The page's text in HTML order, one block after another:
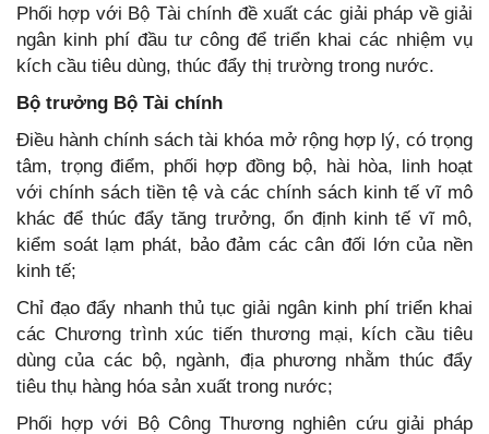
Phối hợp với Bộ Tài chính đề xuất các giải pháp về giải
ngân kinh phí đầu tư công để triển khai các nhiệm vụ
kích cầu tiêu dùng, thúc đẩy thị trường trong nước.
Bộ trưởng Bộ Tài chính
Điều hành chính sách tài khóa mở rộng hợp lý, có trọng
tâm, trọng điểm, phối hợp đồng bộ, hài hòa, linh hoạt
với chính sách tiền tệ và các chính sách kinh tế vĩ mô
khác để thúc đẩy tăng trưởng, ổn định kinh tế vĩ mô,
kiểm soát lạm phát, bảo đảm các cân đối lớn của nền
kinh tế;
Chỉ đạo đẩy nhanh thủ tục giải ngân kinh phí triển khai
các Chương trình xúc tiến thương mại, kích cầu tiêu
dùng của các bộ, ngành, địa phương nhằm thúc đẩy
tiêu thụ hàng hóa sản xuất trong nước;
Phối hợp với Bộ Công Thương nghiên cứu giải pháp